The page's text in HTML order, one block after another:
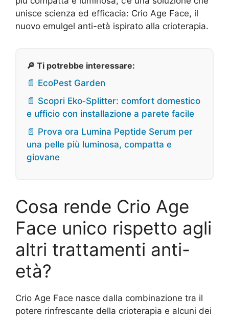
unisce scienza ed efficacia: Crio Age Face, il
nuovo emulgel anti-età ispirato alla crioterapia.
🔎 Ti potrebbe interessare:
📄 EcoPest Garden
📄 Scopri Eko‑Splitter: comfort domestico
e ufficio con installazione a parete facile
📄 Prova ora Lumina Peptide Serum per
una pelle più luminosa, compatta e
giovane
Cosa rende Crio Age
Face unico rispetto agli
altri trattamenti anti-
età?
Crio Age Face nasce dalla combinazione tra il
potere rinfrescante della crioterapia e alcuni dei